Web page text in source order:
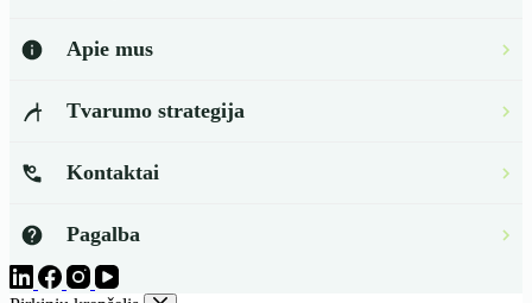
Apie mus
Tvarumo strategija
Kontaktai
Pagalba